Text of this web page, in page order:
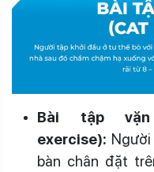
Bài tập
exercise):
bàn chân đặt